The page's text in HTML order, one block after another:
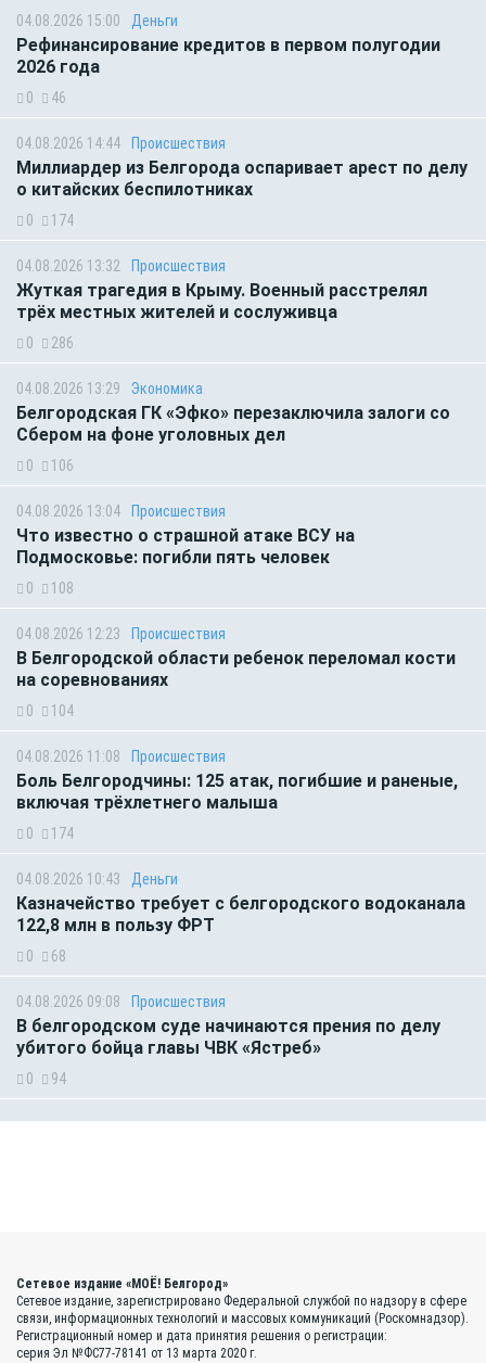
04.08.2026 15:00 Деньги
Рефинансирование кредитов в первом полугодии
2026 года
0 46
04.08.2026 14:44 Происшествия
Миллиардер из Белгорода оспаривает арест по делу
о китайских беспилотниках
0 174
04.08.2026 13:32 Происшествия
Жуткая трагедия в Крыму. Военный расстрелял
трёх местных жителей и сослуживца
0 286
04.08.2026 13:29 Экономика
Белгородская ГК «Эфко» перезаключила залоги со
Сбером на фоне уголовных дел
0 106
04.08.2026 13:04 Происшествия
Что известно о страшной атаке ВСУ на
Подмосковье: погибли пять человек
0 108
04.08.2026 12:23 Происшествия
В Белгородской области ребенок переломал кости
на соревнованиях
0 104
04.08.2026 11:08 Происшествия
Боль Белгородчины: 125 атак, погибшие и раненые,
включая трёхлетнего малыша
0 174
04.08.2026 10:43 Деньги
Казначейство требует с белгородского водоканала
122,8 млн в пользу ФРТ
0 68
04.08.2026 09:08 Происшествия
В белгородском суде начинаются прения по делу
убитого бойца главы ЧВК «Ястреб»
0 94
Сетевое издание «МОЁ! Белгород»
Сетевое издание, зарегистрировано Федеральной службой по надзору в сфере
связи, информационных технологий и массовых коммуникаций (Роскомнадзор).
Регистрационный номер и дата принятия решения о регистрации:
серия Эл №ФС77-78141 от 13 марта 2020 г.